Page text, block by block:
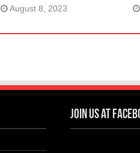
August 8, 2023
Join us at